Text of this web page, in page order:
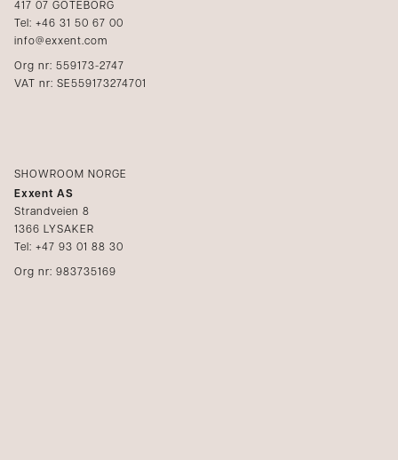
Bli forhandler
417 07 GÖTEBORG
Tel: +46 31 50 67 00
info@exxent.com
Org nr: 559173-2747
VAT nr: SE559173274701
SHOWROOM NORGE
Exxent AS
Strandveien 8
1366 LYSAKER
Tel: +47 93 01 88 30
Org nr: 983735169